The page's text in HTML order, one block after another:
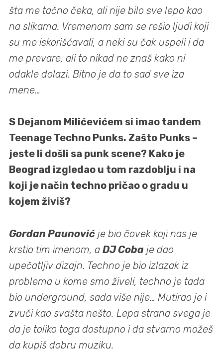
šta me tačno čeka, ali nije bilo sve lepo kao
na slikama. Vremenom sam se rešio ljudi koji
su me iskorišćavali, a neki su čak uspeli i da
me prevare, ali to nikad ne znaš kako ni
odakle dolazi. Bitno je da to sad sve iza
mene…
S Dejanom Milićevićem si imao tandem
Teenage Techno Punks. Zašto Punks –
jeste li došli sa punk scene? Kako je
Beograd izgledao u tom razdoblju i na
koji je način techno pričao o gradu u
kojem živiš?
Gordan Paunović je bio čovek koji nas je
krstio tim imenom, a DJ Coba je dao
upečatljiv dizajn. Techno je bio izlazak iz
problema u kome smo živeli, techno je tada
bio underground, sada više nije… Mutirao je i
zvuči kao svašta nešto. Lepa strana svega je
da je toliko toga dostupno i da stvarno možeš
da kupiš dobru muziku.